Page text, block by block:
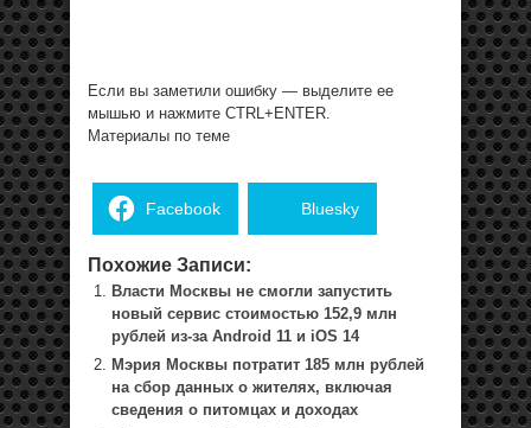
Если вы заметили ошибку — выделите ее
мышью и нажмите CTRL+ENTER.
Материалы по теме
Facebook Bluesky
Похожие Записи:
Власти Москвы не смогли запустить
новый сервис стоимостью 152,9 млн
рублей из-за Android 11 и iOS 14
Мэрия Москвы потратит 185 млн рублей
на сбор данных о жителях, включая
сведения о питомцах и доходах